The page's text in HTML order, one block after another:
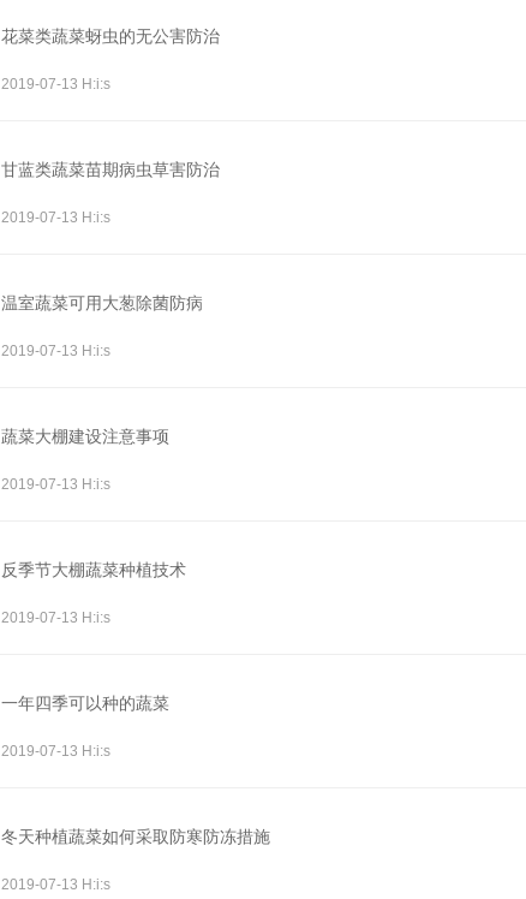
花菜类蔬菜蚜虫的无公害防治
2019-07-13 H:i:s
甘蓝类蔬菜苗期病虫草害防治
2019-07-13 H:i:s
温室蔬菜可用大葱除菌防病
2019-07-13 H:i:s
蔬菜大棚建设注意事项
2019-07-13 H:i:s
反季节大棚蔬菜种植技术
2019-07-13 H:i:s
一年四季可以种的蔬菜
2019-07-13 H:i:s
冬天种植蔬菜如何采取防寒防冻措施
2019-07-13 H:i:s